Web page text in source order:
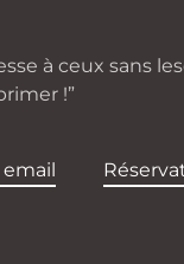
à ceux sans
!”